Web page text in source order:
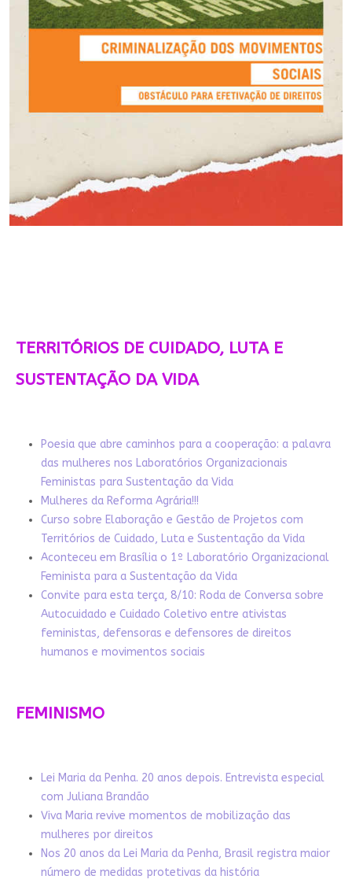
TERRITÓRIOS DE CUIDADO, LUTA E
SUSTENTAÇÃO DA VIDA
Poesia que abre caminhos para a cooperação: a palavra
das mulheres nos Laboratórios Organizacionais
Feministas para Sustentação da Vida
Mulheres da Reforma Agrária!!!
Curso sobre Elaboração e Gestão de Projetos com
Territórios de Cuidado, Luta e Sustentação da Vida
Aconteceu em Brasília o 1º Laboratório Organizacional
Feminista para a Sustentação da Vida
Convite para esta terça, 8/10: Roda de Conversa sobre
Autocuidado e Cuidado Coletivo entre ativistas
feministas, defensoras e defensores de direitos
humanos e movimentos sociais
FEMINISMO
Lei Maria da Penha. 20 anos depois. Entrevista especial
com Juliana Brandão
Viva Maria revive momentos de mobilização das
mulheres por direitos
Nos 20 anos da Lei Maria da Penha, Brasil registra maior
número de medidas protetivas da história